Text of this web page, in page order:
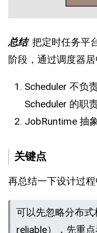
总结: 把定时任务平
阶段，通过调度器
Scheduler 不负
Scheduler 的职责
JobRuntime 抽
关键点
再总结一下设计过程
可以先忽略分布
reliable），先重